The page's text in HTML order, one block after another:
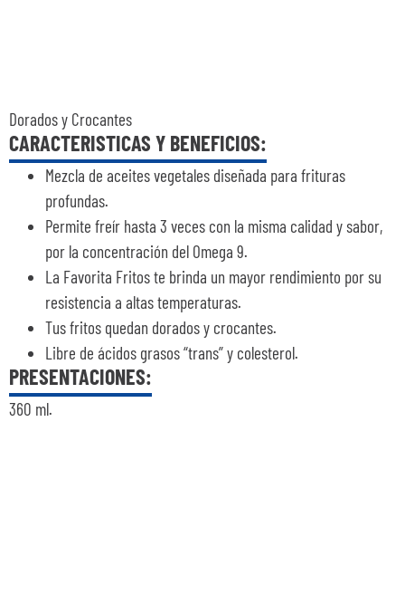
Dorados y Crocantes
CARACTERISTICAS Y BENEFICIOS:
Mezcla de aceites vegetales diseñada para frituras
profundas.
Permite freír hasta 3 veces con la misma calidad y sabor,
por la concentración del Omega 9.
La Favorita Fritos te brinda un mayor rendimiento por su
resistencia a altas temperaturas.
Tus fritos quedan dorados y crocantes.
Libre de ácidos grasos “trans” y colesterol.
PRESENTACIONES:
360 ml.